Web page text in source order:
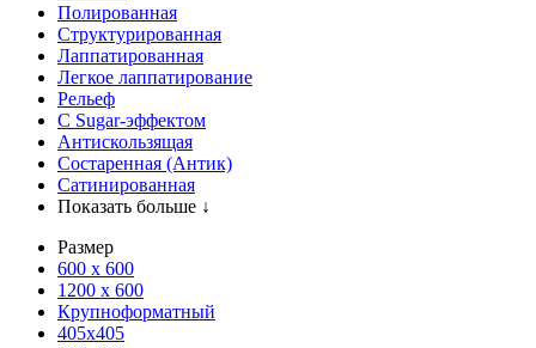
Полированная
Структурированная
Лаппатированная
Легкое лаппатирование
Рельеф
С Sugar-эффектом
Антискользящая
Состаренная (Антик)
Сатинированная
Показать больше ↓
Размер
600 х 600
1200 х 600
Крупноформатный
405x405